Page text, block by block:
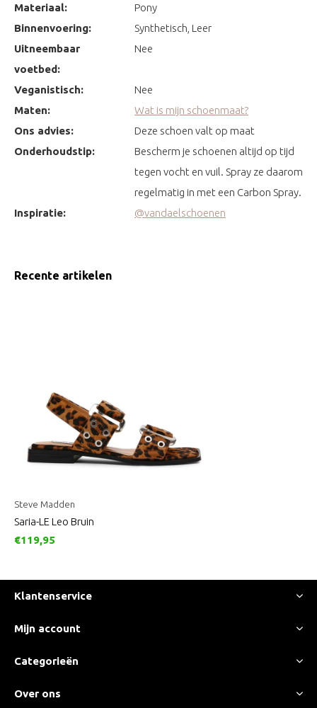
Materiaal:
Pony
Binnenvoering:
Synthetisch, Leer
Uitneembaar
voetbed:
Nee
Veganistisch:
Nee
Maten:
Wat is mijn schoenmaat?
Ons advies:
Deze schoen valt op maat
Onderhoudstip:
Bescherm je schoenen altijd op tijd
tegen vocht en vuil. Spray ze daarom
regelmatig in met een Carbon Spray.
Inspiratie:
@vandaelschoenen
Recente artikelen
Steve Madden
Saria-LE Leo Bruin
€119,95
Klantenservice
Mijn account
Categorieën
Over ons